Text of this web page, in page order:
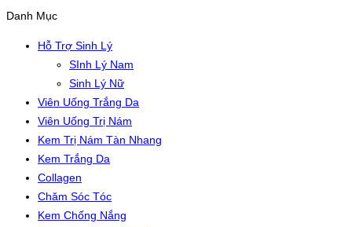
Danh Mục
Hỗ Trợ Sinh Lý
SInh Lý Nam
Sinh Lý Nữ
Viên Uống Trắng Da
Viên Uống Trị Nám
Kem Trị Nám Tàn Nhang
Kem Trắng Da
Collagen
Chăm Sóc Tóc
Kem Chống Nắng